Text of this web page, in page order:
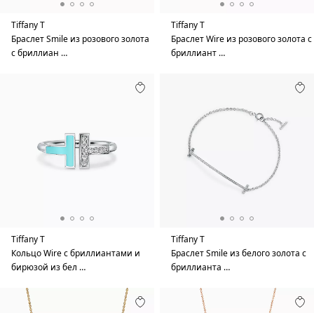
Tiffany T
Браслет Smile из розового золота
с бриллиан …
Tiffany T
Браслет Wire из розового золота с
бриллиант …
Tiffany T
Кольцо Wire с бриллиантами и
бирюзой из бел …
Tiffany T
Браслет Smile из белого золота с
бриллианта …